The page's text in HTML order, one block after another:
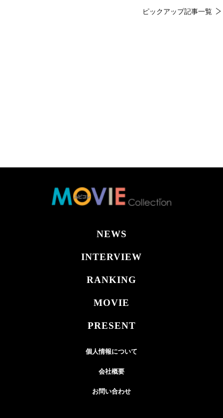
ピックアップ記事一覧
NEWS
INTERVIEW
RANKING
MOVIE
PRESENT
個人情報について
会社概要
お問い合わせ